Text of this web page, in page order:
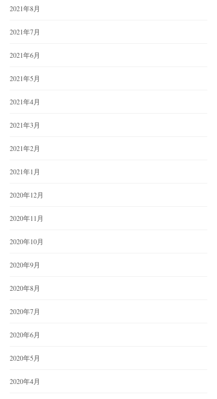
2021年8月
2021年7月
2021年6月
2021年5月
2021年4月
2021年3月
2021年2月
2021年1月
2020年12月
2020年11月
2020年10月
2020年9月
2020年8月
2020年7月
2020年6月
2020年5月
2020年4月